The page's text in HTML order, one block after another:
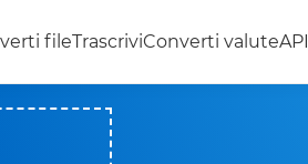
fileTrascriviConverti valuteAPI